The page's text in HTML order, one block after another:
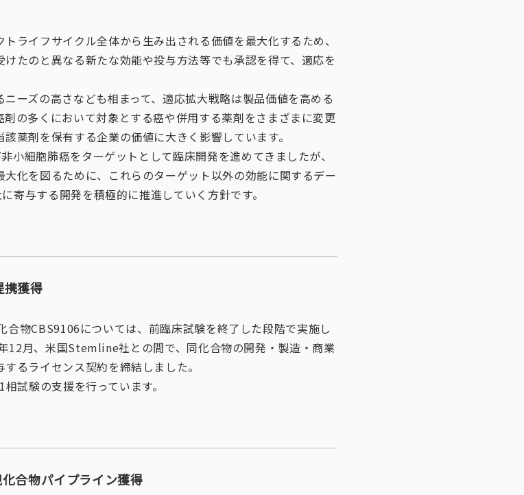
ライフサイクル全体から生み出される価値を最大化するため、
たのと異なる新たな効能や投与方法等でも承認を得て、適応を
ーズの高さなども相まって、適応拡大戦略は製品価値を高める
の多くにおいて対象とする癌や併用する薬剤をさまざまに変更
薬剤を保有する企業の価値に大きく影響しています。
小細胞肺癌をターゲットとして臨床開発を進めてきましたが、
化を図るために、これらのターゲット以外の効能に関するデー
寄与する開発を積極的に推進していく方針です。
携獲得
合物CBS9106については、前臨床試験を終了した段階で実施し
12月、米国Stemline社との間で、同化合物の開発・製造・商業
るライセンス契約を締結しました。
試験の支援を行っています。
合物パイプライン獲得